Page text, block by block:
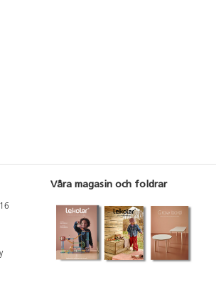
Våra magasin och foldrar